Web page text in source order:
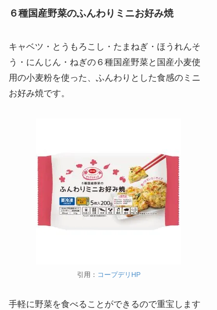
６種国産野菜のふんわりミニお好み焼
キャベツ・とうもろこし・たまねぎ・ほうれんそ
う・にんじん・ねぎの６種国産野菜と国産小麦使
用の小麦粉を使った、ふんわりとした食感のミニ
お好み焼です。
引用： コープデリHP
手軽に野菜を食べることができるので重宝します